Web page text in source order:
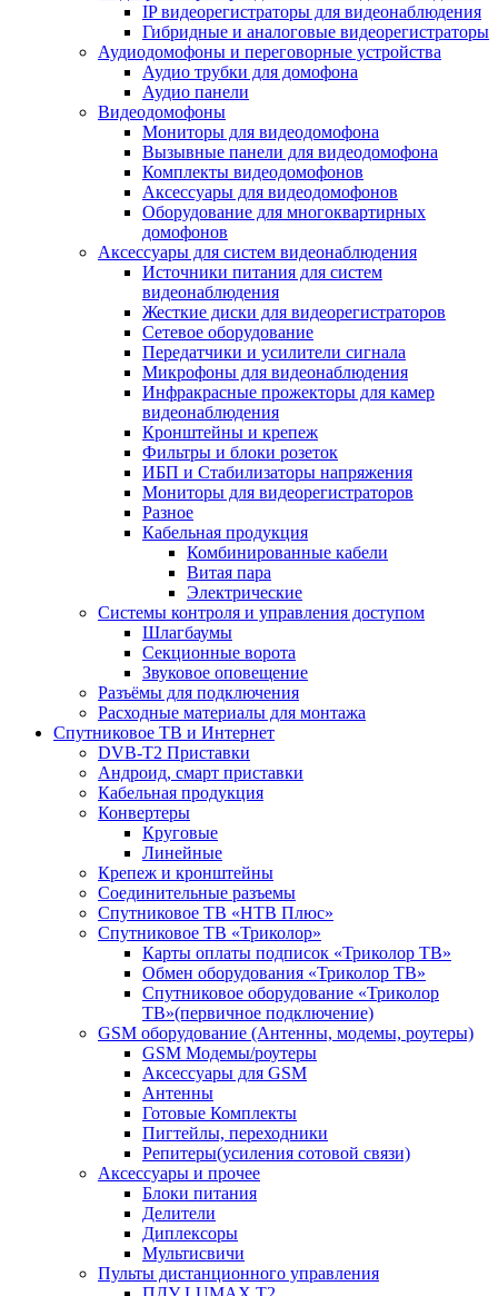
IP видеорегистраторы для видеонаблюдения
Гибридные и аналоговые видеорегистраторы
Аудиодомофоны и переговорные устройства
Аудио трубки для домофона
Аудио панели
Видеодомофоны
Мониторы для видеодомофона
Вызывные панели для видеодомофона
Комплекты видеодомофонов
Аксессуары для видеодомофонов
Оборудование для многоквартирных
домофонов
Аксессуары для систем видеонаблюдения
Источники питания для систем
видеонаблюдения
Жесткие диски для видеорегистраторов
Сетевое оборудование
Передатчики и усилители сигнала
Микрофоны для видеонаблюдения
Инфракрасные прожекторы для камер
видеонаблюдения
Кронштейны и крепеж
Фильтры и блоки розеток
ИБП и Стабилизаторы напряжения
Мониторы для видеорегистраторов
Разное
Кабельная продукция
Комбинированные кабели
Витая пара
Электрические
Системы контроля и управления доступом
Шлагбаумы
Секционные ворота
Звуковое оповещение
Разъёмы для подключения
Расходные материалы для монтажа
Спутниковое ТВ и Интернет
DVB-Т2 Приставки
Андроид, смарт приставки
Кабельная продукция
Конвертеры
Круговые
Линейные
Крепеж и кронштейны
Соединительные разъемы
Спутниковое ТВ «НТВ Плюс»
Спутниковое ТВ «Триколор»
Карты оплаты подписок «Триколор ТВ»
Обмен оборудования «Триколор ТВ»
Спутниковое оборудование «Триколор
ТВ»(первичное подключение)
GSM оборудование (Антенны, модемы, роутеры)
GSM Модемы/роутеры
Аксессуары для GSM
Антенны
Готовые Комплекты
Пигтейлы, переходники
Репитеры(усиления сотовой связи)
Аксессуары и прочее
Блоки питания
Делители
Диплексоры
Мультисвичи
Пульты дистанционного управления